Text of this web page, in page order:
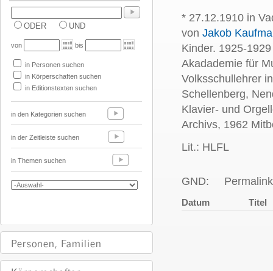
ODER UND
von bis
in Personen suchen
in Körperschaften suchen
in Editionstexten suchen
in den Kategorien suchen
in der Zeitleiste suchen
in Themen suchen
* 27.12.1910 in
von Jakob
Kinder. 1925-
Akadademie für
Volksschullehrer
Schellenberg,
Klavier- und
Archivs, 1962
Lit.: HLFL
GND:
Datum Titel